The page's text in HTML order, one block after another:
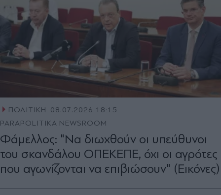
ΠΟΛΙΤΙΚΗ
08.07.2026 18:15
PARAPOLITIKA NEWSROOM
Φάμελλος: "Να διωχθούν οι υπεύθυνοι
του σκανδάλου ΟΠΕΚΕΠΕ, όχι οι αγρότες
που αγωνίζονται να επιβιώσουν" (Εικόνες)